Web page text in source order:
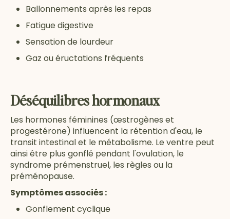
Ballonnements après les repas
Fatigue digestive
Sensation de lourdeur
Gaz ou éructations fréquents
Déséquilibres hormonaux
Les hormones féminines (œstrogènes et
progestérone) influencent la rétention d'eau, le
transit intestinal et le métabolisme. Le ventre peut
ainsi être plus gonflé pendant l'ovulation, le
syndrome prémenstruel, les règles ou la
préménopause.
Symptômes associés :
Gonflement cyclique